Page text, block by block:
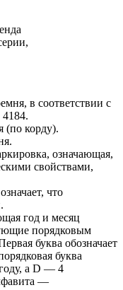
в соответствии с
(по корду).
означающая,
свойствами,
что
год и месяц
порядковым
буква обозначает
буква
году, а D — 4
—